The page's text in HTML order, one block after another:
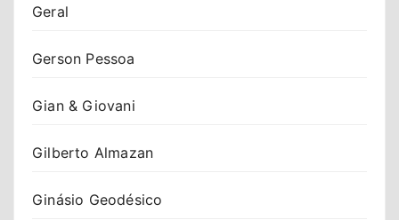
Geral
Gerson Pessoa
Gian & Giovani
Gilberto Almazan
Ginásio Geodésico